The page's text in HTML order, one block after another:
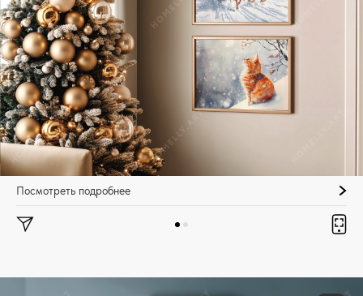
Посмотреть подробнее